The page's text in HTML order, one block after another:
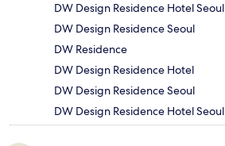
DW Design Residence Hotel Seoul
DW Design Residence Seoul
DW Residence
DW Design Residence Hotel
DW Design Residence Seoul
DW Design Residence Hotel Seoul